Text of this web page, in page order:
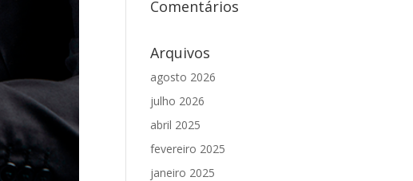
Comentários
Arquivos
agosto 2026
julho 2026
abril 2025
fevereiro 2025
janeiro 2025